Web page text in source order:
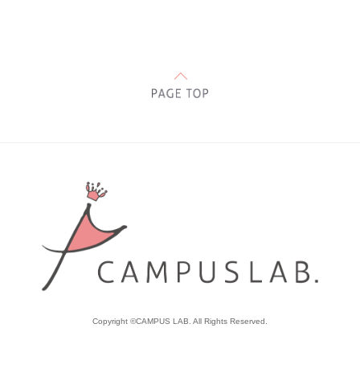
Copyright ©CAMPUS LAB. All Rights Reserved.